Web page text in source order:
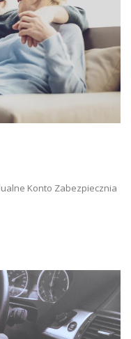
Konto Zabezpiecznia